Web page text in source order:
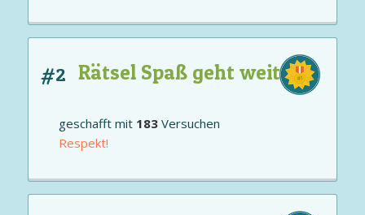
#2 Rätsel Spaß geht weiter
geschafft mit 183 Versuchen
Respekt!